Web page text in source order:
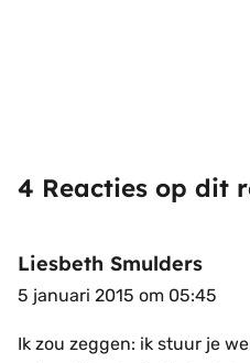
4 Reacties op dit
Liesbeth Smulders
5 januari 2015 om 05:45
Ik zou zeggen: ik stuur je